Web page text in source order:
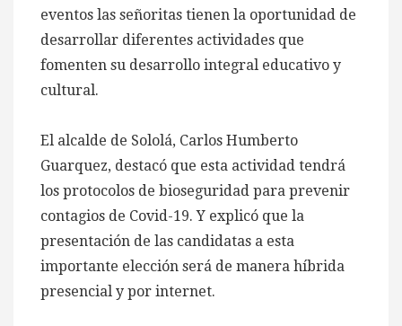
eventos las señoritas tienen la oportunidad de
desarrollar diferentes actividades que
fomenten su desarrollo integral educativo y
cultural.
El alcalde de Sololá, Carlos Humberto
Guarquez, destacó que esta actividad tendrá
los protocolos de bioseguridad para prevenir
contagios de Covid-19. Y explicó que la
presentación de las candidatas a esta
importante elección será de manera híbrida
presencial y por internet.